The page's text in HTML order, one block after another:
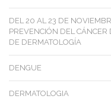
DEL 20 AL 23 DE
PREVENCIÓN DEL
DE DERMATOLOGÍA
DENGUE
DERMATOLOGIA